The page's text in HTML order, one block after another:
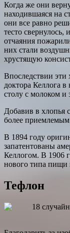
Когда же они
находившаяся на
они все равно
тесто свернулось,
отчаяния
них стали
хрустящую
Впоследствии
доктора Келлога
столу с молоком
Добавив в хлопья
более
В 1894 году
запатентованы
Келлогом. В 1906
нового типа пищи
Тефлон